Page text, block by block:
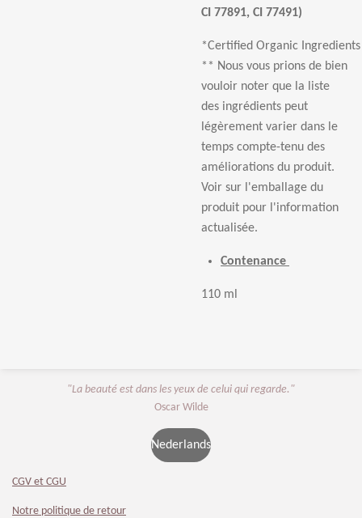
CI 77891, CI 77491)
*Certified Organic Ingredients
** Nous vous prions de bien
vouloir noter que la liste
des ingrédients peut
légèrement varier dans le
temps compte-tenu des
améliorations du produit.
Voir sur l'emballage du
produit pour l'information
actualisée.
Contenance
110 ml
"La beauté est dans les yeux de celui qui regarde."
Oscar Wilde
Nederlands
CGV et CGU
Notre politique de retour